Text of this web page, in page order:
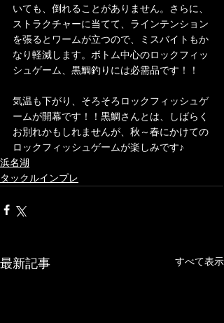
いても、倒れることがありません。さらに、
ストラクチャーに当てて、ラインテンション
を張るとワームが立つので、ミスバイトもか
なり軽減します。ボトム中心のロックフィッ
シュゲーム、黒鯛釣りには必需品です！！
気温も下がり、そろそろロックフィッシュゲ
ームが開幕です！！黒鯛さんとは、しばらく
お別れかもしれませんが、秋～春にかけての
浜名湖
タックルインプレ
最新記事 すべて表示